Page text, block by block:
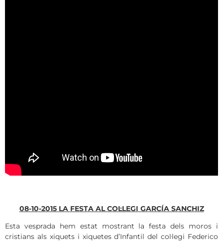
08-10-2015 LA FESTA AL COL·LEGI GARCÍA SANCHIZ
Esta vesprada hem estat mostrant la festa dels moros i
cristians als xiquets i xiquetes d’Infantil del col·legi Federico